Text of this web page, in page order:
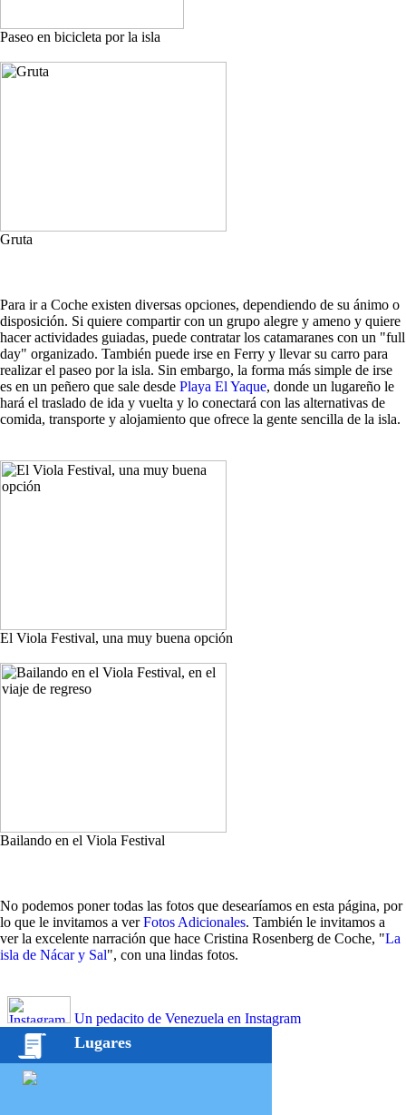
Paseo en bicicleta por la isla
Gruta
Para ir a Coche existen diversas opciones, dependiendo de su ánimo o
disposición. Si quiere compartir con un grupo alegre y ameno y quiere
hacer actividades guiadas, puede contratar los catamaranes con un "full
day" organizado. También puede irse en Ferry y llevar su carro para
realizar el paseo por la isla. Sin embargo, la forma más simple de irse
es en un peñero que sale desde Playa El Yaque, donde un lugareño le
hará el traslado de ida y vuelta y lo conectará con las alternativas de
comida, transporte y alojamiento que ofrece la gente sencilla de la isla.
El Viola Festival, una muy buena opción
Bailando en el Viola Festival
No podemos poner todas las fotos que desearíamos en esta página, por
lo que le invitamos a verFotos Adicionales. También le invitamos a
ver la excelente narración que hace Cristina Rosenberg de Coche, "La
isla de Nácar y Sal", con una lindas fotos.
Un pedacito de Venezuela en Instagram
Lugares